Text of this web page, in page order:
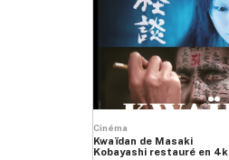
Cinéma
Kwaïdan de Masaki
Kobayashi restauré en 4k